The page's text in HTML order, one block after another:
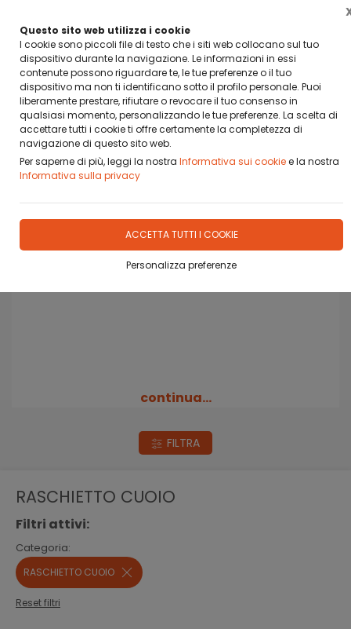
Questo sito web utilizza i cookie
I cookie sono piccoli file di testo che i siti web collocano sul tuo
dispositivo durante la navigazione. Le informazioni in essi
contenute possono riguardare te, le tue preferenze o il tuo
dispositivo ma non ti identificano sotto il profilo personale. Puoi
liberamente prestare, rifiutare o revocare il tuo consenso in
qualsiasi momento, personalizzando le tue preferenze. La scelta di
accettare tutti i cookie ti offre certamente la completezza di
navigazione di questo sito web.
Per saperne di più, leggi la nostra Informativa sui cookiee la nostra
Informativa sulla privacy
ACCETTA TUTTI I COOKIE
Personalizza preferenze
DA OGGI PUOI PAGARE CON BANCA SELLA PAY BY LINK
Home Prodotti STECCHE E ACCESSORI RASCHIETTO
continua...
FILTRA
RASCHIETTO CUOIO
Filtri attivi:
Categoria:
RASCHIETTO CUOIO
Reset filtri